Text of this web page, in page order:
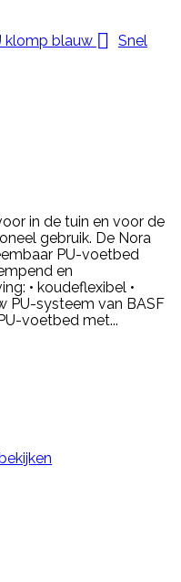

Snel
in de tuin en voor de
gebruik. De Nora
PU-voetbed
en
• koudeflexibel •
PU-systeem van BASF
voetbed met...